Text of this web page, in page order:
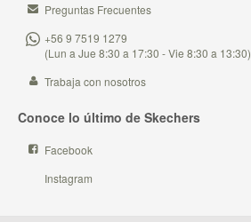
Preguntas Frecuentes
+56 9 7519 1279
(Lun a Jue 8:30 a 17:30 - Vie 8:30 a 13:30)
Trabaja con nosotros
Conoce lo último de Skechers
Facebook
Instagram